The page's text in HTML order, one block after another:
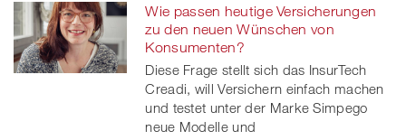
Wie passen heutige Versicherungen
zu den neuen Wünschen von
Konsumenten?
Diese Frage stellt sich das InsurTech
Creadi, will Versichern einfach machen
und testet unter der Marke Simpego
neue Modelle und